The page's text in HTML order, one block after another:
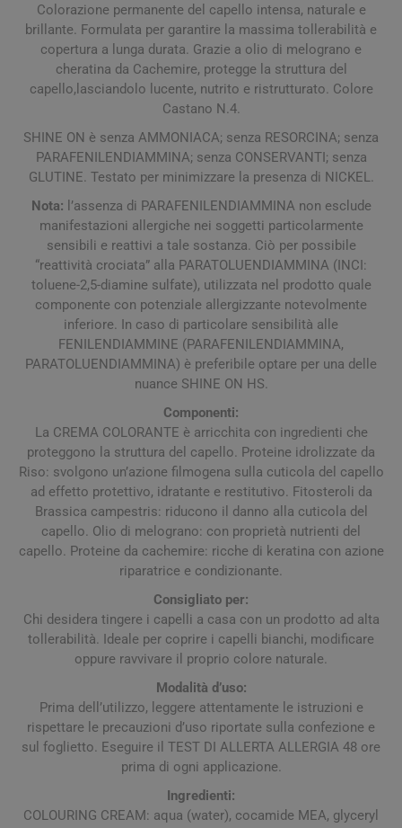
Colorazione permanente del capello intensa, naturale e
brillante. Formulata per garantire la massima tollerabilità e
copertura a lunga durata. Grazie a olio di melograno e
cheratina da Cachemire, protegge la struttura del
capello,lasciandolo lucente, nutrito e ristrutturato. Colore
Castano N.4.
SHINE ON è senza AMMONIACA; senza RESORCINA; senza
PARAFENILENDIAMMINA; senza CONSERVANTI; senza
GLUTINE. Testato per minimizzare la presenza di NICKEL.
Nota: l’assenza di PARAFENILENDIAMMINA non esclude
manifestazioni allergiche nei soggetti particolarmente
sensibili e reattivi a tale sostanza. Ciò per possibile
“reattività crociata” alla PARATOLUENDIAMMINA (INCI:
toluene-2,5-diamine sulfate), utilizzata nel prodotto quale
componente con potenziale allergizzante notevolmente
inferiore. In caso di particolare sensibilità alle
FENILENDIAMMINE (PARAFENILENDIAMMINA,
PARATOLUENDIAMMINA) è preferibile optare per una delle
nuance SHINE ON HS.
Componenti:
La CREMA COLORANTE è arricchita con ingredienti che
proteggono la struttura del capello. Proteine idrolizzate da
Riso: svolgono un’azione filmogena sulla cuticola del capello
ad effetto protettivo, idratante e restitutivo. Fitosteroli da
Brassica campestris: riducono il danno alla cuticola del
capello. Olio di melograno: con proprietà nutrienti del
capello. Proteine da cachemire: ricche di keratina con azione
riparatrice e condizionante.
Consigliato per:
Chi desidera tingere i capelli a casa con un prodotto ad alta
tollerabilità. Ideale per coprire i capelli bianchi, modificare
oppure ravvivare il proprio colore naturale.
Modalità d’uso:
Prima dell’utilizzo, leggere attentamente le istruzioni e
rispettare le precauzioni d’uso riportate sulla confezione e
sul foglietto. Eseguire il TEST DI ALLERTA ALLERGIA 48 ore
prima di ogni applicazione.
Ingredienti:
COLOURING CREAM: aqua (water), cocamide MEA, glyceryl